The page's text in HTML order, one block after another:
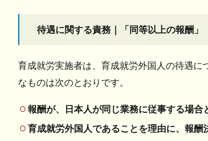
上の
酬」
別禁
止」
は明
待遇に関する責務｜「同等以上の報酬」
育成就労実施者は、育成就労外国人の待遇
なものは次のとおりです。
報酬が、日本人が同じ業務に従事する場合
育成就労外国人であることを理由に、報酬